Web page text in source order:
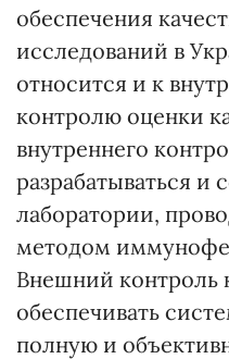
обеспечения
исследований в
относится и к
контролю оценки
внутреннего
разрабатываться и
лаборатории,
методом
Внешний контроль
обеспечивать
полную и